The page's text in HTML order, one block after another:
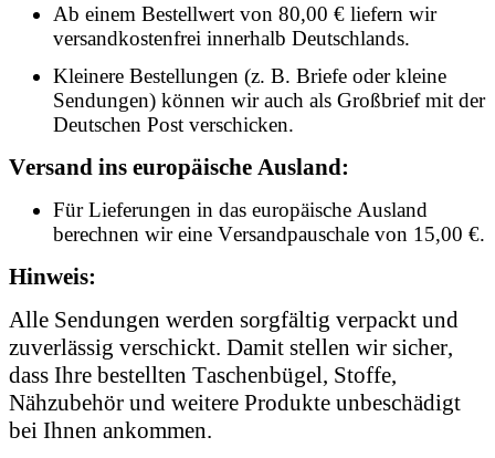
Ab einem Bestellwert von 80,00 € liefern wir
versandkostenfrei innerhalb Deutschlands.
Kleinere Bestellungen (z. B. Briefe oder kleine
Sendungen) können wir auch als Großbrief mit der
Deutschen Post verschicken.
Versand ins europäische Ausland:
Für Lieferungen in das europäische Ausland
berechnen wir eine Versandpauschale von 15,00 €.
Hinweis:
Alle Sendungen werden sorgfältig verpackt und
zuverlässig verschickt. Damit stellen wir sicher,
dass Ihre bestellten Taschenbügel, Stoffe,
Nähzubehör und weitere Produkte unbeschädigt
bei Ihnen ankommen.